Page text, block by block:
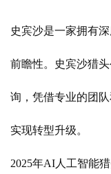
史宾沙是一家拥有
前瞻性。史宾沙猎
询，凭借专业的团
实现转型升级。
2025年AI人工智能